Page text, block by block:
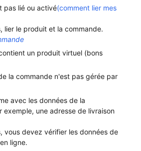
pas lié ou activé(comment lier mes
lier le produit et la commande.
un produit virtuel (bons
la commande n'est pas gérée par
avec les données de la
exemple, une adresse de livraison
vous devez vérifier les données de
ligne.